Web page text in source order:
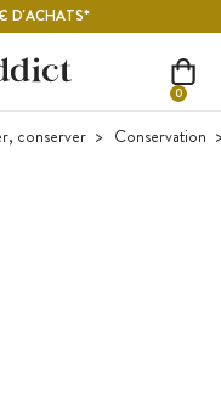
D'ACHATS*
0
conserver Conservation